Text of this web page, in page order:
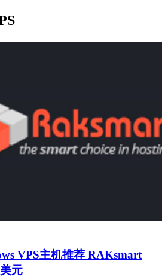
VPS主机推荐 RAKsmart
元